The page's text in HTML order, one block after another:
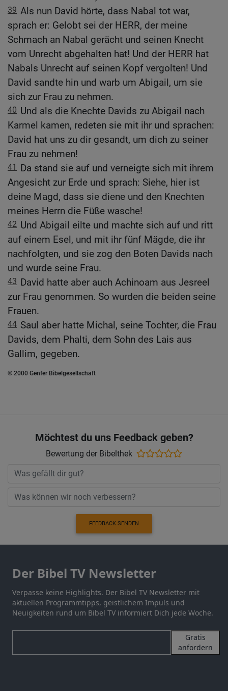
39 Als nun David hörte, dass Nabal tot war,
sprach er: Gelobt sei der HERR, der meine
Schmach an Nabal gerächt und seinen Knecht
vom Unrecht abgehalten hat! Und der HERR hat
Nabals Unrecht auf seinen Kopf vergolten! Und
David sandte hin und warb um Abigail, um sie
sich zur Frau zu nehmen.
40 Und als die Knechte Davids zu Abigail nach
Karmel kamen, redeten sie mit ihr und sprachen:
David hat uns zu dir gesandt, um dich zu seiner
Frau zu nehmen!
41
Da stand sie auf und verneigte sich mit ihrem
Angesicht zur Erde und sprach: Siehe, hier ist
deine Magd, dass sie diene und den Knechten
meines Herrn die Füße wasche!
42 Und Abigail eilte und machte sich auf und ritt
auf einem Esel, und mit ihr fünf Mägde, die ihr
nachfolgten, und sie zog den Boten Davids nach
und wurde seine Frau.
43 David hatte aber auch Achinoam aus Jesreel
zur Frau genommen. So wurden die beiden seine
Frauen.
44 Saul aber hatte Michal, seine Tochter, die Frau
Davids, dem Phalti, dem Sohn des Lais aus
Gallim, gegeben.
© 2000 Genfer Bibelgesellschaft
Möchtest du uns Feedback geben?
Bewertung der Bibelthek
FEEDBACK SENDEN
Der Bibel TV Newsletter
Verpasse keine Highlights. Der Bibel TV Newsletter mit
aktuellen Programmtipps, geistlichem Impuls und
Neuigkeiten rund um Bibel TV informiert Dich jede Woche.
Gratis
anfordern